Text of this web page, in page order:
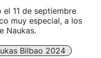
11 de septiembre
muy especial, a los
Naukas.
Bilbao 2024